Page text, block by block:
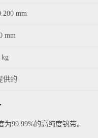
mm
mm
kg
供的
为99.99%的高纯度钒带。